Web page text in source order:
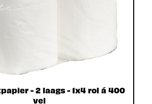
- 2 laags - 1x4 rol á 400
vel